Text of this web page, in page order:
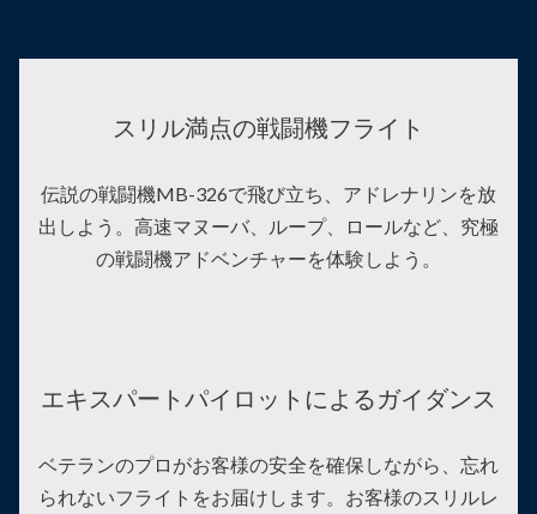
スリル満点の戦闘機フライト
伝説の戦闘機MB-326で飛び立ち、アドレナリンを放
出しよう。高速マヌーバ、ループ、ロールなど、究極
の戦闘機アドベンチャーを体験しよう。
エキスパートパイロットによるガイダンス
ベテランのプロがお客様の安全を確保しながら、忘れ
られないフライトをお届けします。お客様のスリルレ